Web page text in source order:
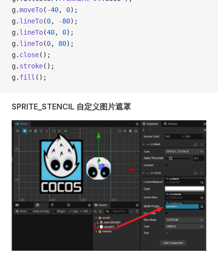
g.moveTo( -40, 0);
g. lineTo(0, -80);
g. lineTo(40, 0);
g. lineTo(0, 80);
g. close();
g. stroke();
g. fill ();
SPRITE_STENCIL 自定义图片遮罩